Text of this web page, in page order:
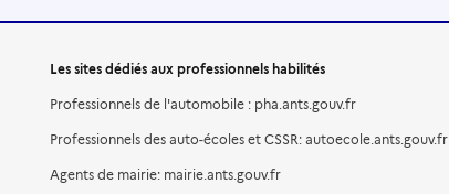
Les sites dédiés aux professionnels habilités
Professionnels de l'automobile : pha.ants.gouv.fr
Professionnels des auto-écoles et CSSR: autoecole.ants.gouv.fr
Agents de mairie: mairie.ants.gouv.fr